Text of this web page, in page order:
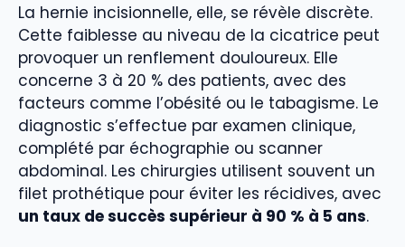
La hernie incisionnelle, elle, se révèle discrète.
Cette faiblesse au niveau de la cicatrice peut
provoquer un renflement douloureux. Elle
concerne 3 à 20 % des patients, avec des
facteurs comme l’obésité ou le tabagisme. Le
diagnostic s’effectue par examen clinique,
complété par échographie ou scanner
abdominal. Les chirurgies utilisent souvent un
filet prothétique pour éviter les récidives, avec
un taux de succès supérieur à 90 % à 5 ans.